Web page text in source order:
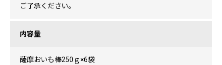
ご了承ください。
内容量
薩摩おいも棒250ｇ×6袋